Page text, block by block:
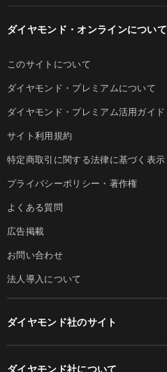
ダイヤモンド・オンラインについて
このサイトについて
ダイヤモンド・プレミアムについて
ダイヤモンド・プレミアム活用ガイド
サイト利用規約
特定商取引に関する法律に基づく表示
プライバシーポリシー・著作権
よくある質問
広告掲載
お問い合わせ
法人導入について
ダイヤモンド社のサイト
ダイヤモンド社について